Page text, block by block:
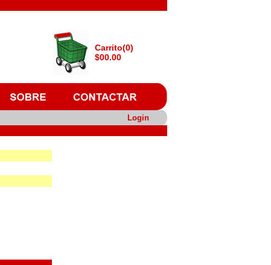
Carrito(0)
$00.00
Login